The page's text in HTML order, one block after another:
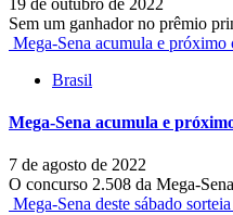
19 de outubro de 2022
Sem um ganhador no prêmio
Mega-Sena acumula e
Brasil
Mega-Sena acumula e
7 de agosto de 2022
O concurso 2.508 da Mega-
Mega-Sena deste sábado